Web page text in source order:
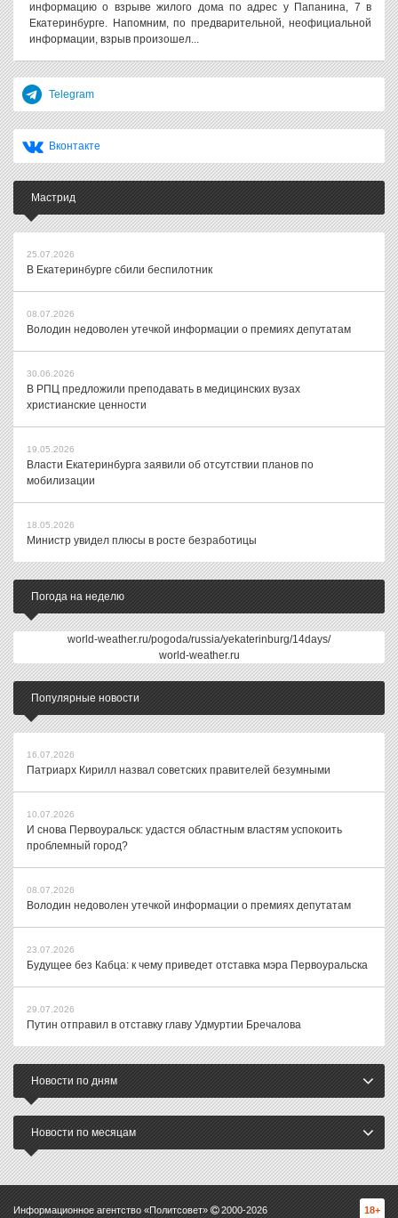
информацию о взрыве жилого дома по адрес у Папанина, 7 в
Екатеринбурге. Напомним, по предварительной, неофициальной
информации, взрыв произошел...
Telegram
Вконтакте
Мастрид
25.07.2026
В Екатеринбурге сбили беспилотник
08.07.2026
Володин недоволен утечкой информации о премиях депутатам
30.06.2026
В РПЦ предложили преподавать в медицинских вузах
христианские ценности
19.05.2026
Власти Екатеринбурга заявили об отсутствии планов по
мобилизации
18.05.2026
Министр увидел плюсы в росте безработицы
Погода на неделю
world-weather.ru/pogoda/russia/yekaterinburg/14days/
world-weather.ru
Популярные новости
16.07.2026
Патриарх Кирилл назвал советских правителей безумными
10.07.2026
И снова Первоуральск: удастся областным властям успокоить
проблемный город?
08.07.2026
Володин недоволен утечкой информации о премиях депутатам
23.07.2026
Будущее без Кабца: к чему приведет отставка мэра Первоуральска
29.07.2026
Путин отправил в отставку главу Удмуртии Бречалова
Новости по дням
Новости по месяцам
Информационное агентство «Политсовет» 2000-2026 18+